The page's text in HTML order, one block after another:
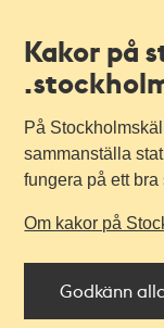
Kakor på
På
sammanställa
fungera på ett bra
Om kakor på
Godkänn